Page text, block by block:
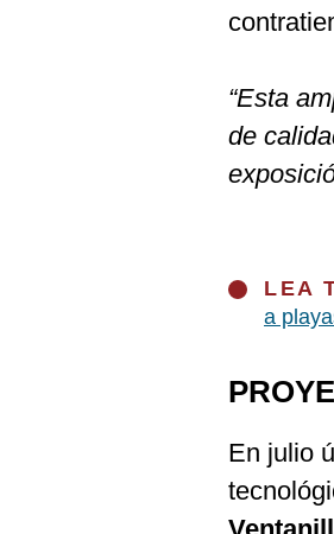
“Esta
de
LEA
a
En julio